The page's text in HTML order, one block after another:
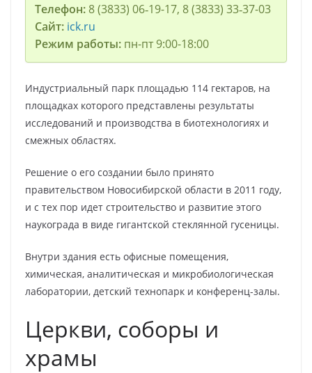
Телефон:8 (3833) 06‑19-17, 8 (3833) 33‑37-03
Сайт: ick.ru
Режим работы:пн-пт 9:00-18:00
Индустриальный парк площадью 114 гектаров, на
площадках которого представлены результаты
исследований и производства в биотехнологиях и
смежных областях.
Решение о его создании было принято
правительством Новосибирской области в 2011 году,
и с тех пор идет строительство и развитие этого
наукограда в виде гигантской стеклянной гусеницы.
Внутри здания есть офисные помещения,
химическая, аналитическая и микробиологическая
лаборатории, детский технопарк и конференц-залы.
Церкви, соборы и
храмы